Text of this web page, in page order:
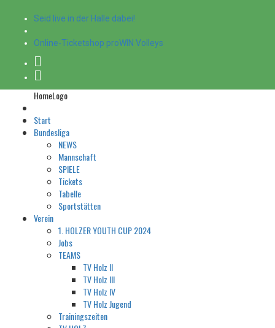
Seid live in der Halle dabei!
Online-Ticketshop proWIN Volleys
HomeLogo
Start
Bundesliga
NEWS
Mannschaft
SPIELE
Tickets
Tabelle
Sportstätten
Verein
1. HOLZER YOUTH CUP 2024
Jobs
TEAMS
TV Holz II
TV Holz III
TV Holz IV
TV Holz Jugend
Trainingszeiten